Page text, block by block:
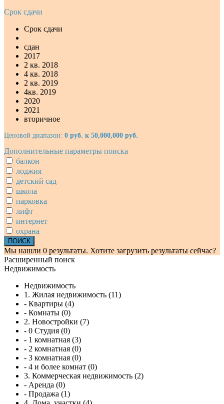
Срок сдачи
Срок сдачи
сдан
2017
2 кв. 2018
4 кв. 2018
2 кв. 2019
4кв. 2019
2020
2021
вторичное
Ценовой диапазон: 0 руб. к 50,000,000 руб.
Дополнительные параметры поиска
балкон
лоджия
детский сад
школа
парковка
лифт
интернет
охрана
Мы нашли 0 результаты. Хотите загрузить результаты сейчас?
Расширенный поиск
Недвижимость
Недвижимость
1. Жилая недвижимость (11)
- Квартиры (4)
- Комнаты (0)
2. Новостройки (7)
- 0 Студия (0)
- 1 комнатная (3)
- 2 комнатная (0)
- 3 комнатная (0)
- 4 и более комнат (0)
3. Коммерческая недвижимость (2)
- Аренда (0)
- Продажа (1)